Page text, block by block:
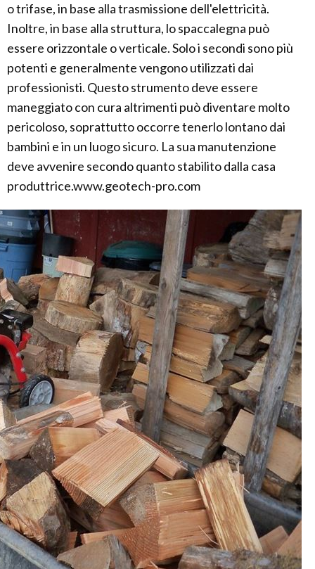
o trifase, in base alla trasmissione dell'elettricità.
Inoltre, in base alla struttura, lo spaccalegna può
essere orizzontale o verticale. Solo i secondi sono più
potenti e generalmente vengono utilizzati dai
professionisti. Questo strumento deve essere
maneggiato con cura altrimenti può diventare molto
pericoloso, soprattutto occorre tenerlo lontano dai
bambini e in un luogo sicuro. La sua manutenzione
deve avvenire secondo quanto stabilito dalla casa
produttrice.www.geotech-pro.com